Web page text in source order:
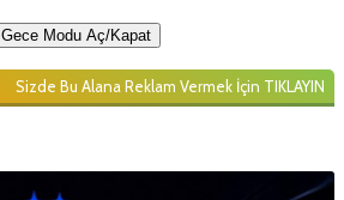
Gece Modu Aç/Kapat
Sizde Bu Alana Reklam Vermek İçin TIKLAYIN